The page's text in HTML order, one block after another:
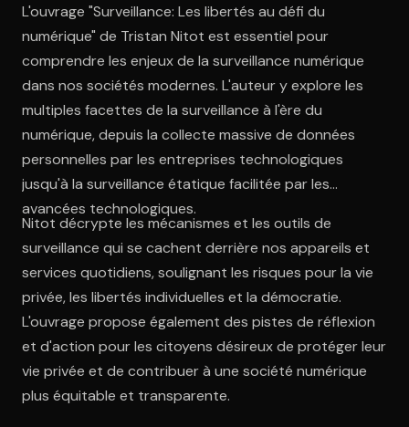
L'ouvrage "Surveillance: Les libertés au défi du
numérique" de Tristan Nitot est essentiel pour
comprendre les enjeux de la surveillance numérique
dans nos sociétés modernes. L'auteur y explore les
multiples facettes de la surveillance à l'ère du
numérique, depuis la collecte massive de données
personnelles par les entreprises technologiques
jusqu'à la surveillance étatique facilitée par les
avancées technologiques.
Nitot décrypte les mécanismes et les outils de
surveillance qui se cachent derrière nos appareils et
services quotidiens, soulignant les risques pour la vie
privée, les libertés individuelles et la démocratie.
L'ouvrage propose également des pistes de réflexion
et d'action pour les citoyens désireux de protéger leur
vie privée et de contribuer à une société numérique
plus équitable et transparente.